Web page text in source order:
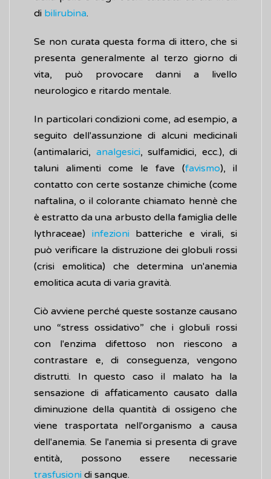
di bilirubina.
Se non curata questa forma di ittero, che si
presenta generalmente al terzo giorno di
vita, può provocare danni a livello
neurologico e ritardo mentale.
In particolari condizioni come, ad esempio, a
seguito dell'assunzione di alcuni medicinali
(antimalarici, analgesici, sulfamidici, ecc.), di
taluni alimenti come le fave (favismo), il
contatto con certe sostanze chimiche (come
naftalina, o il colorante chiamato hennè che
è estratto da una arbusto della famiglia delle
lythraceae) infezionibatteriche e virali, si
può verificare la distruzione dei globuli rossi
(crisi emolitica) che determina un'anemia
emolitica acuta di varia gravità.
Ciò avviene perché queste sostanze causano
uno “stress ossidativo” che i globuli rossi
con l'enzima difettoso non riescono a
contrastare e, di conseguenza, vengono
distrutti. In questo caso il malato ha la
sensazione di affaticamento causato dalla
diminuzione della quantità di ossigeno che
viene trasportata nell'organismo a causa
dell'anemia. Se l'anemia si presenta di grave
entità, possono essere necessarie
trasfusioni di sangue.